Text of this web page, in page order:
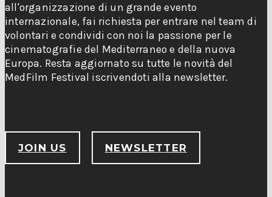
all'organizzazione di un grande evento
internazionale, fai richiesta per entrare nel team di
volontari e condividi con noi la passione per le
cinematografie del Mediterraneo e della nuova
Europa. Resta aggiornato su tutte le novità del
MedFilm Festival iscrivendoti alla newsletter.
JOIN US NEWSLETTER